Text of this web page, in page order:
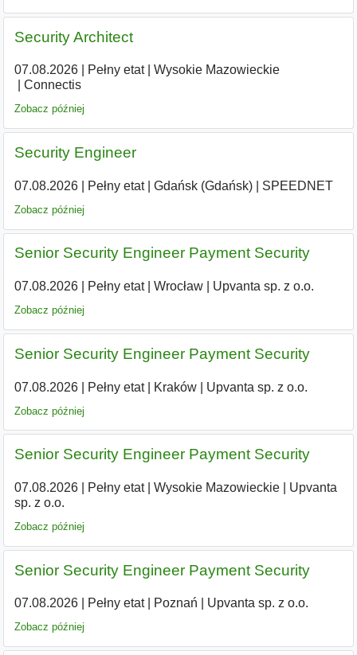
Security Architect
07.08.2026| Pełny etat| Wysokie Mazowieckie|
Connectis
Zobacz później
Security Engineer
07.08.2026| Pełny etat| Gdańsk (Gdańsk)| SPEEDNET
Zobacz później
Senior Security Engineer Payment Security
07.08.2026| Pełny etat| Wrocław| Upvanta sp. z o.o.
Zobacz później
Senior Security Engineer Payment Security
07.08.2026| Pełny etat| Kraków| Upvanta sp. z o.o.
Zobacz później
Senior Security Engineer Payment Security
07.08.2026| Pełny etat| Wysokie Mazowieckie|
Upvanta
sp. z o.o.
Zobacz później
Senior Security Engineer Payment Security
07.08.2026| Pełny etat| Poznań Upvanta sp. z o.o.
Zobacz później